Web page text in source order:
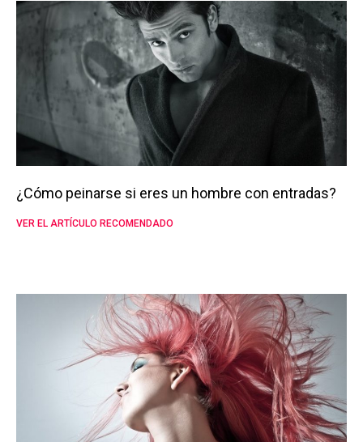
¿Cómo peinarse si eres un hombre con entradas?
VER EL ARTÍCULO RECOMENDADO